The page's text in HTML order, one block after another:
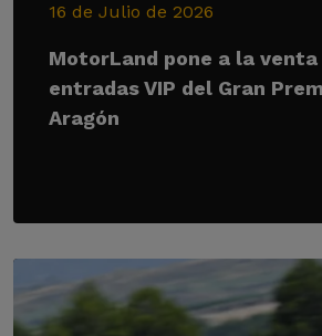
16 de Julio de 2026
MotorLand pone a la
entradas VIP del Gran
Aragón